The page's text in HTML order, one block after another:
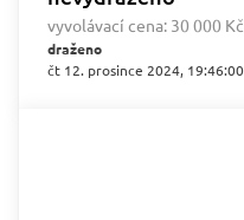
vyvolávací cena: 30 000 Kč
draženo
čt 12. prosince 2024, 19:46:00